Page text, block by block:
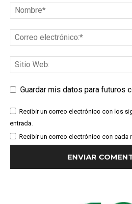
Guardar mis datos para futuros
Recibir un correo electrónico con los
entrada.
Recibir un correo electrónico con cada